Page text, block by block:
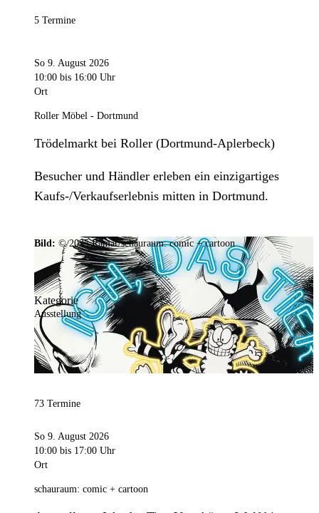
5 Termine
So 9. August 2026
10:00 bis 16:00 Uhr
Ort
Roller Möbel - Dortmund
Trödelmarkt bei Roller (Dortmund-Aplerbeck)
Besucher und Händler erleben ein einzigartiges
Kaufs-/Verkaufserlebnis mitten in Dortmund.
Bild: © 2025 Ramar/schauraum: comic + cartoon
Kategorie
Ausstellung
73 Termine
So 9. August 2026
10:00 bis 17:00 Uhr
Ort
schauraum: comic + cartoon